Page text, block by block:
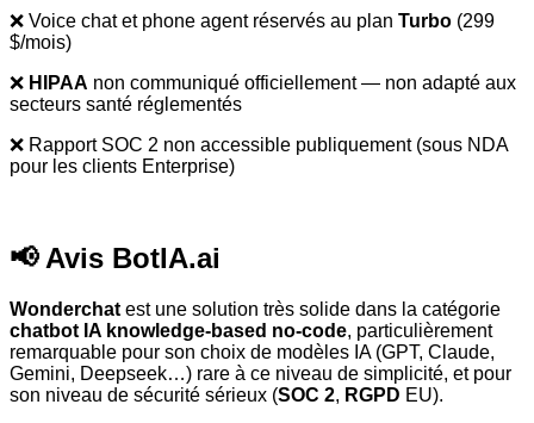
❌ Voice chat et phone agent réservés au plan Turbo (299
$/mois)
❌ HIPAA non communiqué officiellement — non adapté aux
secteurs santé réglementés
❌ Rapport SOC 2 non accessible publiquement (sous NDA
pour les clients Enterprise)
📢 Avis BotIA.ai
Wonderchat est une solution très solide dans la catégorie
chatbot IA knowledge-based no-code, particulièrement
remarquable pour son choix de modèles IA (GPT, Claude,
Gemini, Deepseek…) rare à ce niveau de simplicité, et pour
son niveau de sécurité sérieux (SOC 2, RGPD EU).